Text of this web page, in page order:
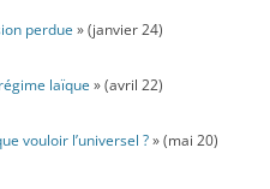
perdue » (janvier 24)
laïque » (avril 22)
vouloir l’universel ?» (mai 20)